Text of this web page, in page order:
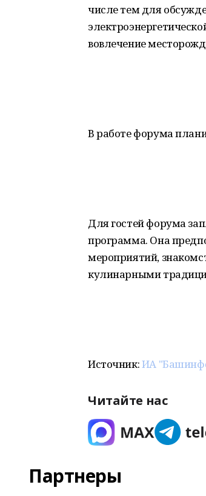
числе тем для
вовлечение
В работе форума
Для гостей форума
программа. Она
мероприятий,
кулинарными
Источник:ИА
Читайте нас
Партнеры